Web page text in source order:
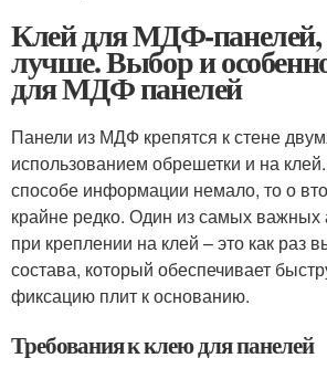
Клей для МДФ-панелей,
лучше. Выбор и
для МДФ панелей
Панели из МДФ крепятся к стене
использованием обрешетки и на
способе информации немало, то о
крайне редко. Один из самых важных
при креплении на клей – это как раз
состава, который обеспечивает
фиксацию плит к основанию.
Требования к клею для панелей